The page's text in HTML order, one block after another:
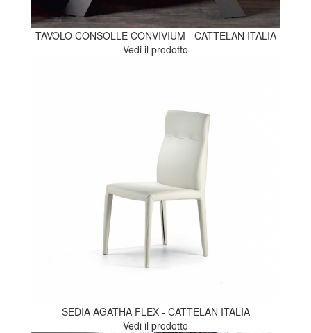
TAVOLO CONSOLLE CONVIVIUM - CATTELAN ITALIA
Vedi il prodotto
SEDIA AGATHA FLEX - CATTELAN ITALIA
Vedi il prodotto